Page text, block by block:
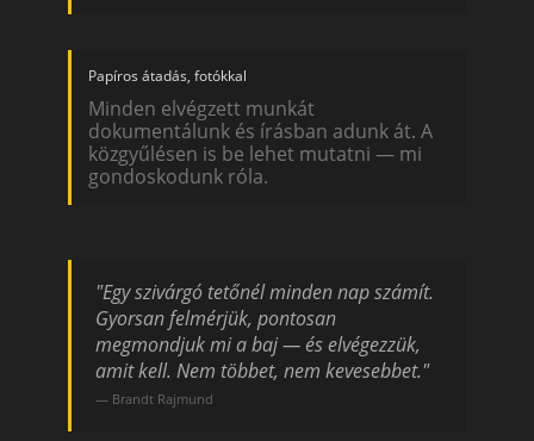
Papíros átadás, fotókkal
Minden elvégzett munkát
dokumentálunk és írásban adunk át. A
közgyűlésen is be lehet mutatni — mi
gondoskodunk róla.
"Egy szivárgó tetőnél minden nap számít.
Gyorsan felmérjük, pontosan
megmondjuk mi a baj — és elvégezzük,
amit kell. Nem többet, nem kevesebbet."
— Brandt Rajmund